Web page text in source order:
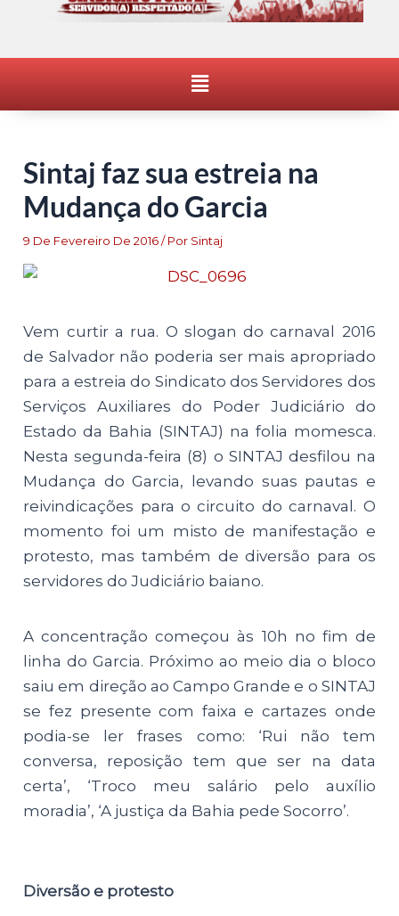
Menu
Sintaj faz sua estreia na
Mudança do Garcia
9 De Fevereiro De 2016/ Por Sintaj
Vem curtir a rua. O slogan do carnaval 2016
de Salvador não poderia ser mais apropriado
para a estreia do Sindicato dos Servidores dos
Serviços Auxiliares do Poder Judiciário do
Estado da Bahia (SINTAJ) na folia momesca.
Nesta segunda-feira (8) o SINTAJ desfilou na
Mudança do Garcia, levando suas pautas e
reivindicações para o circuito do carnaval. O
momento foi um misto de manifestação e
protesto, mas também de diversão para os
servidores do Judiciário baiano.
A concentração começou às 10h no fim de
linha do Garcia. Próximo ao meio dia o bloco
saiu em direção ao Campo Grande e o SINTAJ
se fez presente com faixa e cartazes onde
podia-se ler frases como: ‘Rui não tem
conversa, reposição tem que ser na data
certa’, ‘Troco meu salário pelo auxílio
moradia’, ‘A justiça da Bahia pede Socorro’.
Diversão e protesto